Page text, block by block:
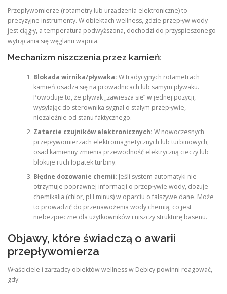
Przepływomierze (rotametry lub urządzenia elektroniczne) to
precyzyjne instrumenty. W obiektach wellness, gdzie przepływ wody
jest ciągły, a temperatura podwyższona, dochodzi do przyspieszonego
wytrącania się węglanu wapnia.
Mechanizm niszczenia przez kamień:
Blokada wirnika/pływaka: W tradycyjnych rotametrach
kamień osadza się na prowadnicach lub samym pływaku.
Powoduje to, że pływak „zawiesza się” w jednej pozycji,
wysyłając do sterownika sygnał o stałym przepływie,
niezależnie od stanu faktycznego.
Zatarcie czujników elektronicznych: W nowoczesnych
przepływomierzach elektromagnetycznych lub turbinowych,
osad kamienny zmienia przewodność elektryczną cieczy lub
blokuje ruch łopatek turbiny.
Błędne dozowanie chemii: Jeśli system automatyki nie
otrzymuje poprawnej informacji o przepływie wody, dozuje
chemikalia (chlor, pH minus) w oparciu o fałszywe dane. Może
to prowadzić do przenawożenia wody chemią, co jest
niebezpieczne dla użytkowników i niszczy strukturę basenu.
Objawy, które świadczą o awarii
przepływomierza
Właściciele i zarządcy obiektów wellness w Dębicy powinni reagować,
gdy: